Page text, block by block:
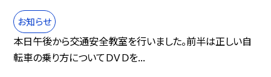
お知らせ
本日午後から交通安全教室を行いました。前半は正しい自
転車の乗り方についてＤＶＤを...